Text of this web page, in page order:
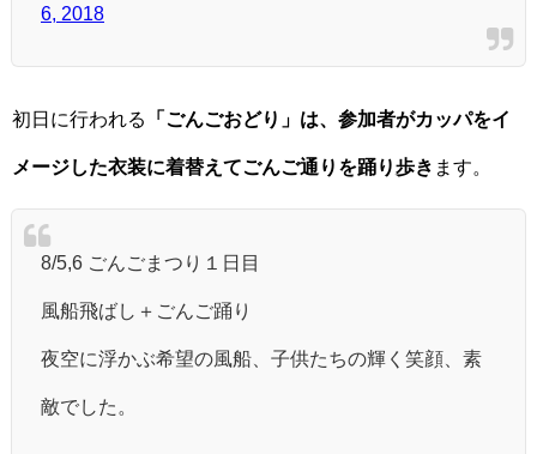
6, 2018
初日に行われる 「ごんごおどり」は、参加者がカッパをイ
メージした衣装に着替えてごんご通りを踊り歩き ます。
8/5,6 ごんごまつり１日目
風船飛ばし＋ごんご踊り
夜空に浮かぶ希望の風船、子供たちの輝く笑顔、素
敵でした。